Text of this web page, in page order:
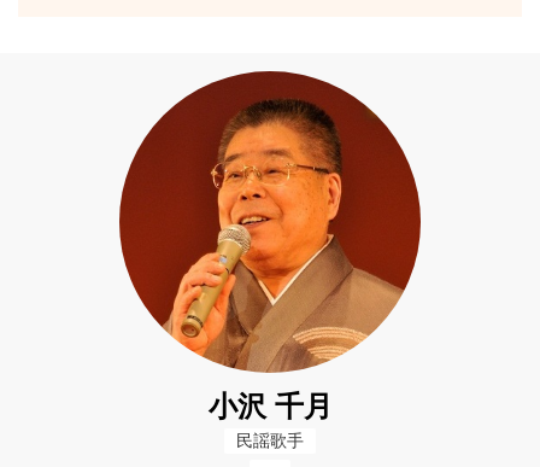
小沢 千月
民謡歌手